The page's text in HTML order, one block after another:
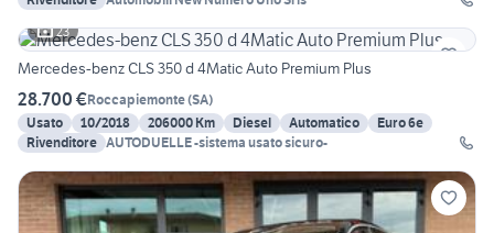
23
Mercedes-benz CLS 350 d 4Matic Auto Premium Plus
28.700 €Roccapiemonte(SA)
Usato
10/2018 206000 Km Diesel Automatico
Euro 6e
Rivenditore
AUTODUELLE -sistema usato sicuro-